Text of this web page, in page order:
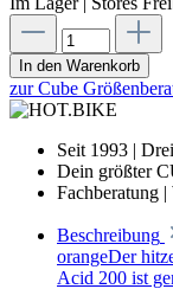
In den Warenkorb
zur Cube
Seit 1993 |
Dein größter
Fachberatung
Beschreibung
orangeDer
Acid 200 ist